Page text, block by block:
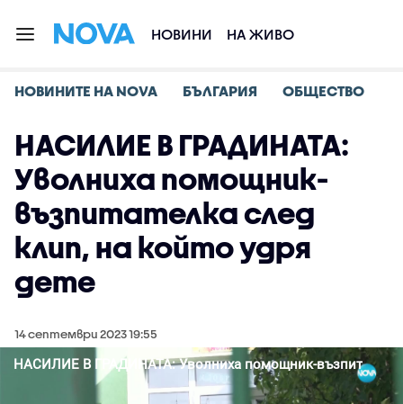
НОВИНИ НА ЖИВО
НОВИНИТЕ НА NOVA БЪЛГАРИЯ ОБЩЕСТВО
НАСИЛИЕ В ГРАДИНАТА:
Уволниха помощник-
възпитателка след
клип, на който удря
дете
14 септември 2023 19:55